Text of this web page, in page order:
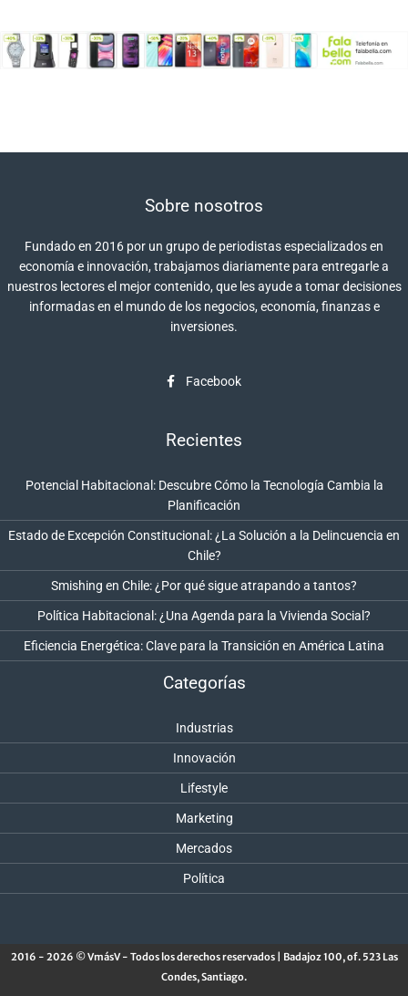
Sobre nosotros
Fundado en 2016 por un grupo de periodistas especializados en
economía e innovación, trabajamos diariamente para entregarle a
nuestros lectores el mejor contenido, que les ayude a tomar decisiones
informadas en el mundo de los negocios, economía, finanzas e
inversiones.
Facebook
Recientes
Potencial Habitacional: Descubre Cómo la Tecnología Cambia la
Planificación
Estado de Excepción Constitucional: ¿La Solución a la Delincuencia en
Chile?
Smishing en Chile: ¿Por qué sigue atrapando a tantos?
Política Habitacional: ¿Una Agenda para la Vivienda Social?
Eficiencia Energética: Clave para la Transición en América Latina
Categorías
Industrias
Innovación
Lifestyle
Marketing
Mercados
Política
2016 - 2026 © VmásV - Todos los derechos reservados | Badajoz 100, of. 523 Las
Condes, Santiago.